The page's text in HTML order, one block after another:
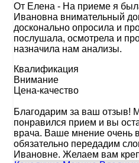
От Елена - На приеме я
Ивановна внимательный
досконально опросила и
послушала, осмотрела и
назначила нам анализы.
Квалификация
Внимание
Цена-качество
Благодарим за ваш отзыв!
понравился прием и вы
врача. Ваше мнение очень
обязательно передадим
Ивановне. Желаем вам